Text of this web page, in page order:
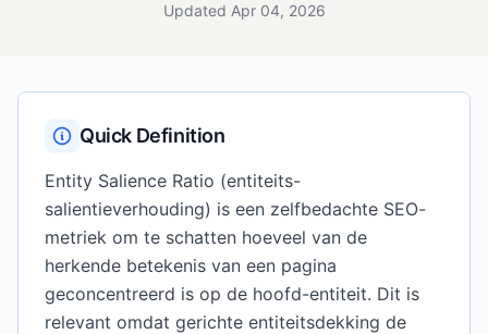
Updated Apr 04, 2026
Quick Definition
Entity Salience Ratio (entiteits-
salientieverhouding) is een zelfbedachte SEO-
metriek om te schatten hoeveel van de
herkende betekenis van een pagina
geconcentreerd is op de hoofd-entiteit. Dit is
relevant omdat gerichte entiteitsdekking de